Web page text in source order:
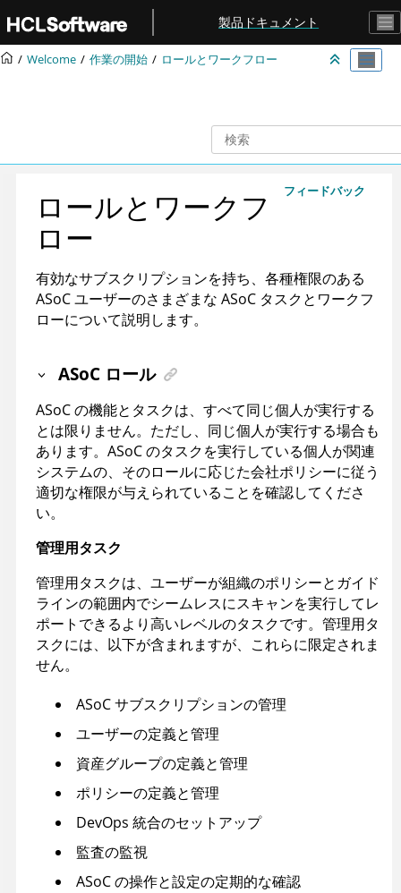
メインコンテンツにジャンプ
製品ドキュメント
Welcome 作業の開始 ロールとワークフロー
フィードバック
ロールとワークフ
ロー
有効なサブスクリプションを持ち、各種権限のある
ASoCユーザーのさまざまな ASoC タスクとワークフ
ローについて説明します。
ASoC ロール
ASoCの機能とタスクは、すべて同じ個人が実行する
とは限りません。ただし、同じ個人が実行する場合も
あります。 ASoCのタスクを実行している個人が関連
システムの、そのロールに応じた会社ポリシーに従う
適切な権限が与えられていることを確認してくださ
い。
管理用タスク
管理用タスクは、ユーザーが組織のポリシーとガイド
ラインの範囲内でシームレスにスキャンを実行してレ
ポートできるより高いレベルのタスクです。管理用タ
スクには、以下が含まれますが、これらに限定されま
せん。
ASoCサブスクリプションの管理
ユーザーの定義と管理
資産グループの定義と管理
ポリシーの定義と管理
DevOps 統合のセットアップ
監査の監視
ASoCの操作と設定の定期的な確認